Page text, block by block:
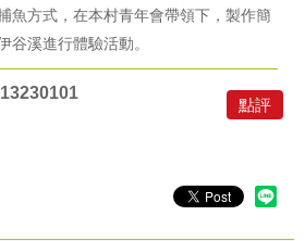
魚方式，在本村青年會帶領下，製作簡
谷溪進行體驗活動。
點評